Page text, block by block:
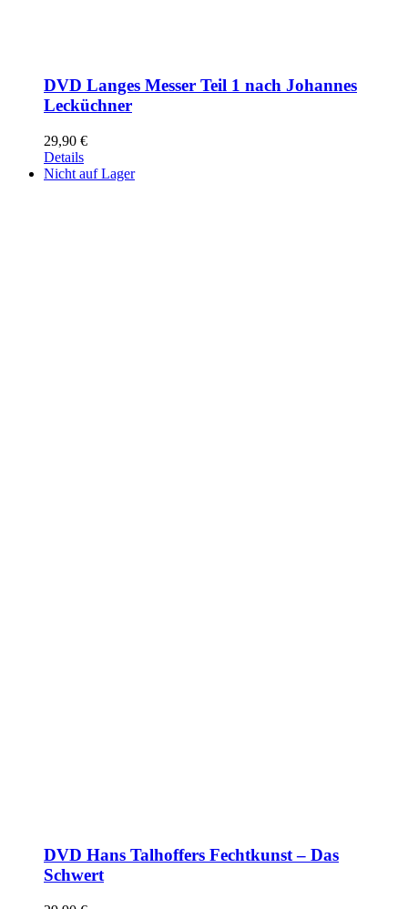
DVD Langes Messer Teil 1 nach Johannes
Lecküchner
29,90 €
Details
Nicht auf Lager
DVD Hans Talhoffers Fechtkunst – Das
Schwert